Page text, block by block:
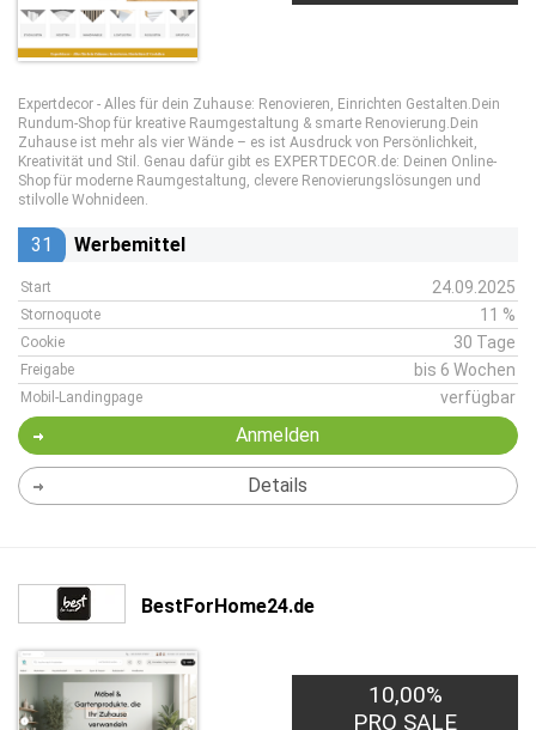
Expertdecor - Alles für dein Zuhause: Renovieren, Einrichten Gestalten.Dein
Rundum-Shop für kreative Raumgestaltung & smarte Renovierung.Dein
Zuhause ist mehr als vier Wände – es ist Ausdruck von Persönlichkeit,
Kreativität und Stil. Genau dafür gibt es EXPERTDECOR.de: Deinen Online-
Shop für moderne Raumgestaltung, clevere Renovierungslösungen und
stilvolle Wohnideen.
31 Werbemittel
Start 24.09.2025
Stornoquote 11 %
Cookie 30 Tage
Freigabe bis 6 Wochen
Mobil-Landingpage verfügbar
Anmelden
Details
BestForHome24.de
10,00%
PRO SALE